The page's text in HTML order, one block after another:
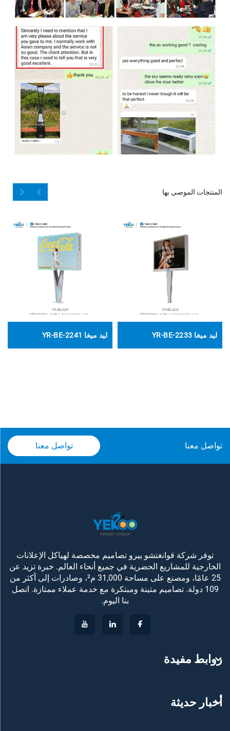
المنتجات الموصى بها
ليد ميغا YR-BE-2233 ليد ميغا YR-BE-2241
تواصل معنا تواصل معنا
توفر شركة قوانغتشو ييرو تصاميم مخصصة لهياكل الإعلانات
الخارجية للمشاريع الحضرية في جميع أنحاء العالم. خبرة تزيد عن
25 عامًا، ومصنع على مساحة 31,000 م²، وصادرات إلى أكثر من
109 دولة. تصاميم متينة ومبتكرة مع خدمة عملاء ممتازة. اتصل
بنا اليوم.
روابط مفيدة
أخبار حديثة